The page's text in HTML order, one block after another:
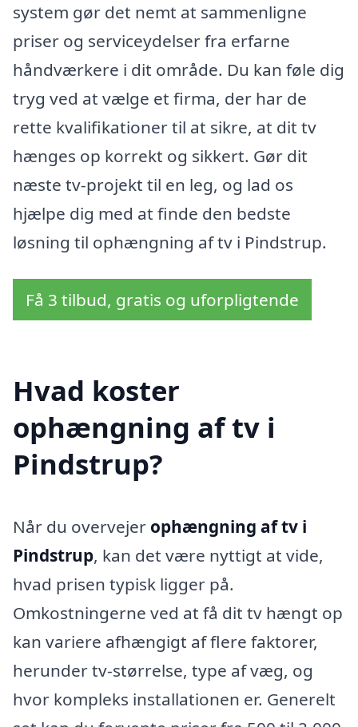
system gør det nemt at sammenligne
priser og serviceydelser fra erfarne
håndværkere i dit område. Du kan føle dig
tryg ved at vælge et firma, der har de
rette kvalifikationer til at sikre, at dit tv
hænges op korrekt og sikkert. Gør dit
næste tv-projekt til en leg, og lad os
hjælpe dig med at finde den bedste
løsning til ophængning af tv i Pindstrup.
Få 3 tilbud, gratis og uforpligtende
Hvad koster
ophængning af tv i
Pindstrup?
Når du overvejer ophængning af tv i
Pindstrup, kan det være nyttigt at vide,
hvad prisen typisk ligger på.
Omkostningerne ved at få dit tv hængt op
kan variere afhængigt af flere faktorer,
herunder tv-størrelse, type af væg, og
hvor kompleks installationen er. Generelt